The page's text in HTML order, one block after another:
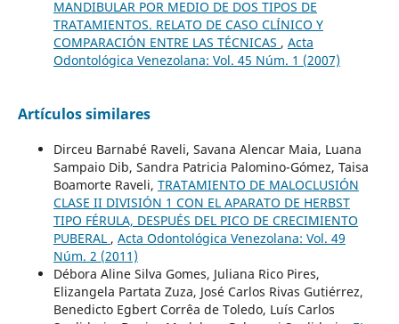
MANDIBULAR POR MEDIO DE DOS TIPOS DE
TRATAMIENTOS. RELATO DE CASO CLÍNICO Y
COMPARACIÓN ENTRE LAS TÉCNICAS , Acta
Odontológica Venezolana: Vol. 45 Núm. 1 (2007)
Artículos similares
Dirceu Barnabé Raveli, Savana Alencar Maia, Luana
Sampaio Dib, Sandra Patricia Palomino-Gómez, Taisa
Boamorte Raveli, TRATAMIENTO DE MALOCLUSIÓN
CLASE II DIVISIÓN 1 CON EL APARATO DE HERBST
TIPO FÉRULA, DESPUÉS DEL PICO DE CRECIMIENTO
PUBERAL , Acta Odontológica Venezolana: Vol. 49
Núm. 2 (2011)
Débora Aline Silva Gomes, Juliana Rico Pires,
Elizangela Partata Zuza, José Carlos Rivas Gutiérrez,
Benedicto Egbert Corrêa de Toledo, Luís Carlos